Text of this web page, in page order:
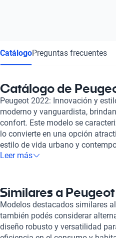
CatálogoPreguntas frecuentes
Catálogo de
Peugeot 2022: Innovación y
moderno y vanguardista,
confort. Este modelo se
lo convierte en una opción
estilo de vida urbano y
conectividad hacen que viajar
Traveller 2022, ideal para
dejar de considerar. En Kavak,
rigurosa inspección para
opciones de financiamiento
experiencia de compra es
Leer más
Similares a
Modelos destacados similares
también podés considerar
diseño robusto y versatilidad